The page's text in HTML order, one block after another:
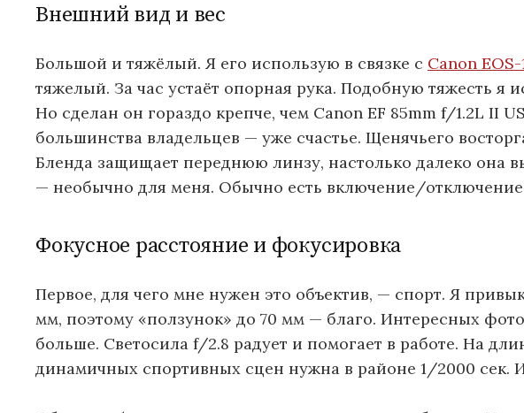
Внешний вид и вес
Большой и тяжёлый. Я его использую в связке с Canon
тяжелый. За час устаёт опорная рука. Подобную тяжесть я
Но сделан он гораздо крепче, чем Canon EF 85mm f/1.2L II
большинства владельцев — уже счастье. Щенячьего
Бленда защищает переднюю линзу, настолько далеко она
— необычно для меня. Обычно есть включение/отключение
Фокусное расстояние и фокусировка
Первое, для чего мне нужен это объектив, — спорт. Я
мм, поэтому «ползунок» до 70 мм — благо. Интересных
больше. Светосила f/2.8 радует и помогает в работе. На
динамичных спортивных сцен нужна в районе 1/2000 сек.